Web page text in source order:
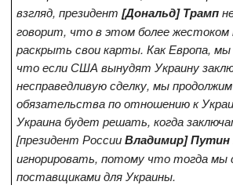
взгляд, президент [Дональд] Трамп
говорит, что в этом более жестоком
раскрыть свои карты. Как Европа,
что если США вынудят Украину
несправедливую сделку, мы
обязательства по отношению к
Украина будет решать, когда
[президент РоссииВладимир] Путин
игнорировать, потому что тогда мы
поставщиками для Украины.